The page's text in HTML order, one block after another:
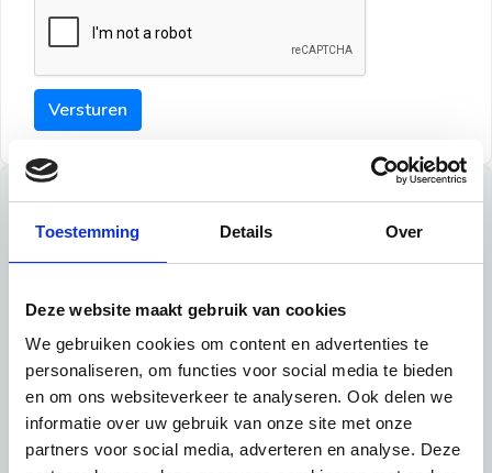
Toestemming Details Over
Deze website maakt gebruik van cookies
We gebruiken cookies om content en advertenties te
personaliseren, om functies voor social media te bieden
en om ons websiteverkeer te analyseren. Ook delen we
informatie over uw gebruik van onze site met onze
partners voor social media, adverteren en analyse. Deze
Versturen
Tips
Tip 1:
Schrijf een duidelijke introductie en geef de volgende
informatie mee:
Ben je student, werkachtig of werkzoekend